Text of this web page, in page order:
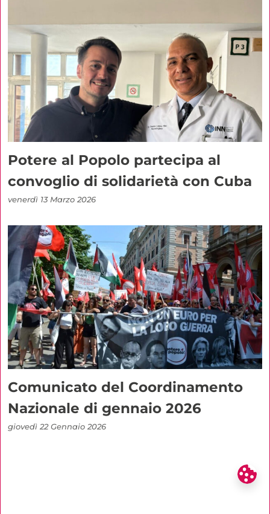
Potere al Popolo partecipa al
convoglio di solidarietà con Cuba
venerdì 13 Marzo 2026
Comunicato del Coordinamento
Nazionale di gennaio 2026
giovedì 22 Gennaio 2026